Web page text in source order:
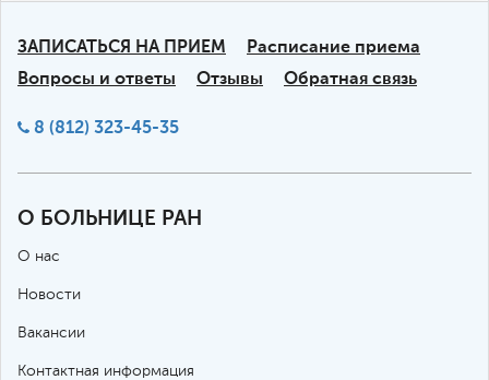
ЗАПИСАТЬСЯ НА ПРИЕМ
Расписание приема
Вопросы и ответы
Отзывы Обратная связь
8 (812) 323-45-35
О БОЛЬНИЦЕ РАН
О нас
Новости
Вакансии
Контактная информация